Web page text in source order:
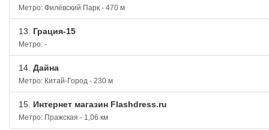
Метро: Филёвский Парк - 470 м
13. Грация-15
Метро: -
14. Дайна
Метро: Китай-Город - 230 м
15. Интернет магазин Flashdress.ru
Метро: Пражская - 1,06 км